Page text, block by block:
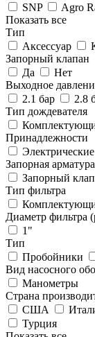
SNP
Agro
Показать все
Тип
Аксессуар
Запорный клапан
Да
Нет
Выходное
2.1 бар
2.8
Тип дождевателя
Принадлежности
Запорная арматура
Запорный
Тип фильтра
Диаметр фильтра
1"
Тип
Пробойники
Вид насосного
Манометры
Страна
США
Турция